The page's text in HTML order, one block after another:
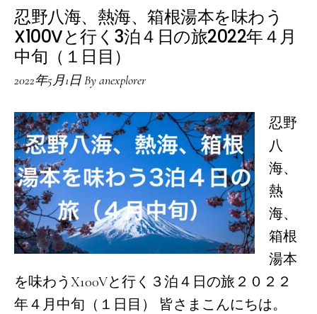
忍野八海、熱海、箱根湯本を味わう
X100Vと行く3泊４日の旅2022年４月
中旬（１日目）
2022年5月1日Byanexplorer
忍野
八
海、
熱
海、
箱根
湯本
を味わうX100Vと行く３泊４日の旅２０２２
年４月中旬（１日目） 皆さまこんにちは。